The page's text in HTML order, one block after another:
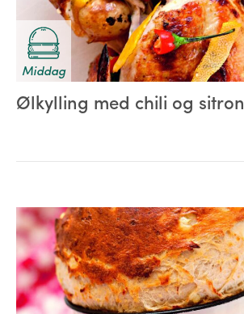
Middag
Ølkylling med chili og sitron